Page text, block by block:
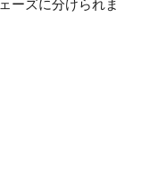
ーズに分けられま